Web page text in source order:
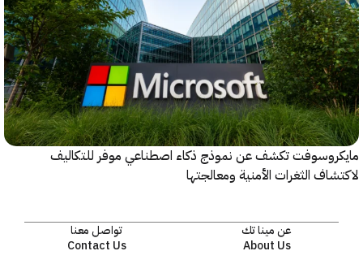
تكشف عن نموذج ذكاء اصطناعي موفر للتكاليف
الثغرات الأمنية ومعالجتها
عن مينا تك
About Us
تواصل معنا
Contact Us